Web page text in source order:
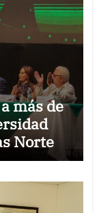
más de
Norte